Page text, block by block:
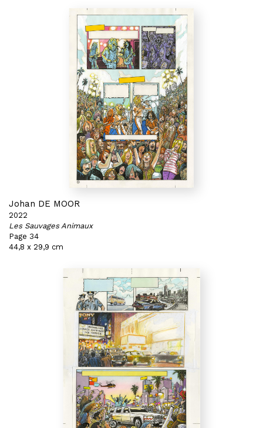
Johan DE MOOR
2022
Les Sauvages Animaux
Page 34
44,8 x 29,9 cm